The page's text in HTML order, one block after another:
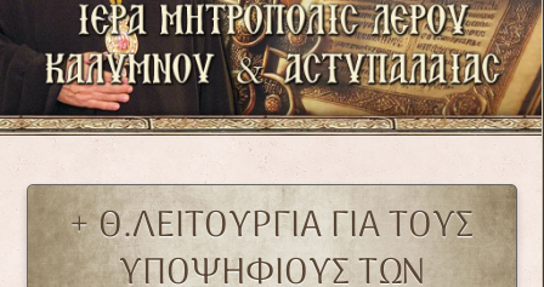
+ Θ.ΛΕΙΤΟΥΡΓΙΑ ΓΙΑ ΤΟΥΣ
ΥΠΟΨΗΦΙΟΥΣ ΤΩΝ